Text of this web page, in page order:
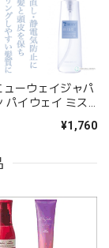
ューウェイジャパ
パイウェイ ミス
¥1,760